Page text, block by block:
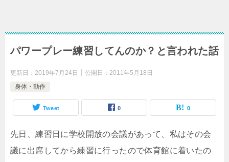
パワープレー練習してんのか？と言われた話
更新日： 2019年7月24日 公開日： 2011年5月18日
身体・動作
Tweet 0 0
先日、練習日に学校開放の会議があって、私はその会
議に出席してから練習に行ったので体育館に着いたの